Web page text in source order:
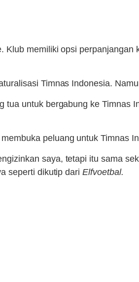
memiliki opsi
Timnas Indonesia.
untuk bergabung ke
peluang untuk Timnas
saya, tetapi itu sama
seperti dikutip dariElfvoetbal.